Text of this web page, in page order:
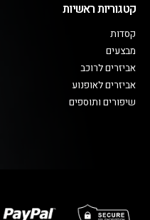
קטגוריות ראשיות
קסדות
מבצעים
אביזרים לרוכב
אביזרים לאופנוע
שיפורים ותוספים